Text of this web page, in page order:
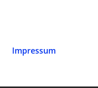
Impressum